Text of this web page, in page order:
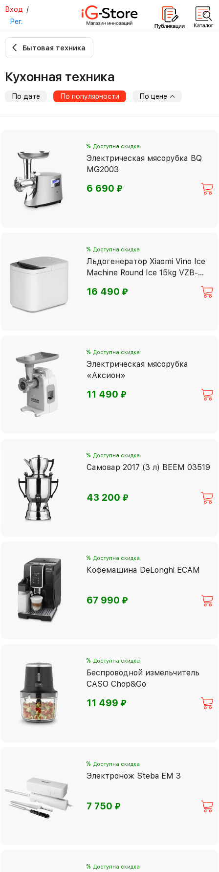
Вход /
Рег.
Бытовая техника
Кухонная техника
По дате По популярности По цене
% Доступна скидка
Электрическая мясорубка BQ
MG2003
6 690⃏
% Доступна скидка
Льдогенератор Xiaomi Vino Ice
Machine Round Ice 15kg VZB-
16 490⃏
% Доступна скидка
Электрическая мясорубка
«Аксион»
11 490⃏
% Доступна скидка
Самовар 2017 (3 л) BEEM 03519
43 200⃏
% Доступна скидка
Кофемашина DeLonghi ECAM
67 990⃏
% Доступна скидка
Беспроводной измельчитель
CASO Chop&Go
11 499⃏
% Доступна скидка
Электронож Steba EM 3
7 750⃏
% Доступна скидка